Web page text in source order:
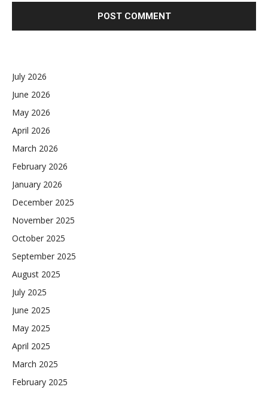
July 2026
June 2026
May 2026
April 2026
March 2026
February 2026
January 2026
December 2025
November 2025
October 2025
September 2025
August 2025
July 2025
June 2025
May 2025
April 2025
March 2025
February 2025